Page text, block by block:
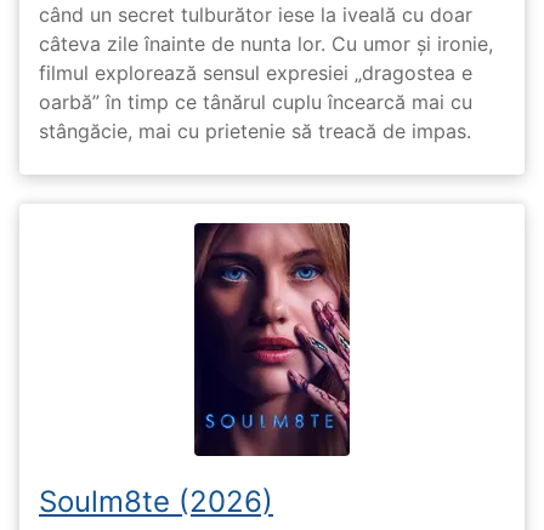
când un secret tulburător iese la iveală cu doar
câteva zile înainte de nunta lor. Cu umor și ironie,
filmul explorează sensul expresiei „dragostea e
oarbă” în timp ce tânărul cuplu încearcă mai cu
stângăcie, mai cu prietenie să treacă de impas.
Soulm8te (2026)